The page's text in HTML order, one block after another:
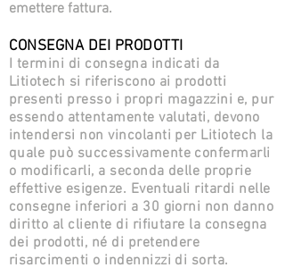
emettere fattura.
CONSEGNA DEI PRODOTTI
I termini di consegna indicati da
Litiotech si riferiscono ai prodotti
presenti presso i propri magazzini e, pur
essendo attentamente valutati, devono
intendersi non vincolanti per Litiotech la
quale può successivamente confermarli
o modificarli, a seconda delle proprie
effettive esigenze. Eventuali ritardi nelle
consegne inferiori a 30 giorni non danno
diritto al cliente di rifiutare la consegna
dei prodotti, né di pretendere
risarcimenti o indennizzi di sorta.